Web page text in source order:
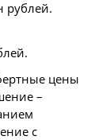
рублей.
цены
–
с